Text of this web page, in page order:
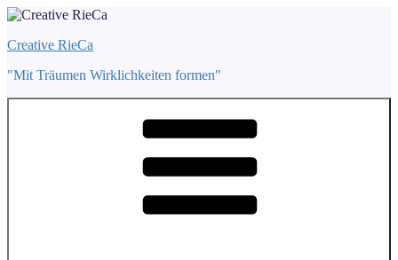
Zum
springen
Creative RieCa
"Mit Träumen Wirklichkeiten formen"